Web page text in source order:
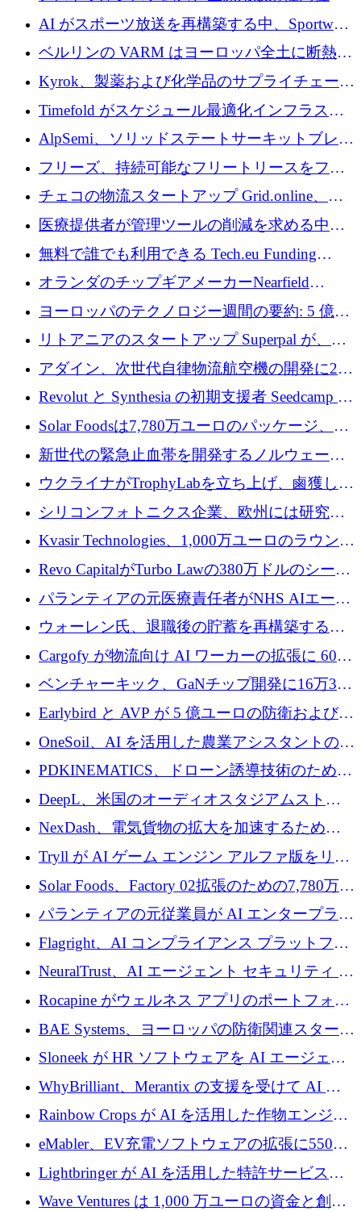
素の世界的な不足に対処するために2,300万ポ
ンドを調達
AI がスポーツ放送を再構築する中、Sportway
が 2,000 万ユーロを調達
ベルリンの VARM はヨーロッパ全土に断熱材
を拡張するために 1,750 万ユーロを投資
Kyrok、製薬および化学品のサプライチェーン
に AI を導入するために 310 万ユーロを確保
Timefold がスケジュール最適化インフラスト
ラクチャを拡張するためにシリーズ A で
1,300 万ドルを調達
AlpSemi、ソリッドステートサーキットブレー
カー技術の進歩のために1,700万ユーロを調達
フリーズ、持続可能なフリートリースをフラ
ンス全土に拡大するために1,300万ユーロを確
保
チェコの物流スタートアップ Grid.online、配
送量が 1 年で 10 倍に増加し、400 万ユーロの
利益を獲得
医療提供者が管理ツールの削減を求める中、
a16z が Prosper AI を 3,000 万ドルで支援
無料で誰でも利用できる Tech.eu Funding
Explorer のご紹介
オランダのチップギアメーカーNearfield
Instrumentsが3億8,000万ドルを調達
ヨーロッパのテクノロジー週間の要約: 5 億
8,500 万ユーロを超える 60 以上のテクノロジ
ー資金調達取引
リトアニアのスタートアップ Superpal が、
Slack 内に構築された AI コワーカー プラット
フォームのために 50 万ユーロを調達
アダイン、次世代自律物流航空機の開発に250
万ユーロを確保
Revolut と Synthesia の初期支援者 Seedcamp が
3 億 2,000 万ドルを調達、米国に投資
Solar Foodsは7,780万ユーロのパッケージ、5
億ユーロの防衛および二重用途成長基金EDM
を開始、ヨーロッパのシリコンフォトニクス
に警告
新世代の緊急止血帯を開発するノルウェーの
スタートアップ企業を紹介する
ウクライナがTrophyLabを立ち上げ、鹵獲した
ロシア兵器を戦場の研究開発プラットフォー
ムに変える
シリコンフォトニクス企業、欧州には研究を
商業的に成功させるためのインフラが不足し
Kvasir Technologies、1,000万ユーロのラウンド
で成長を促進
Revo CapitalがTurbo Lawの380万ドルのシード
ラウンドを主導し、訴訟プラットフォームを
パランティアの元医療責任者がNHS AIエージ
ェントの立ち上げに1,000万ポンドを調達
ウォーレン氏、退職後の貯蓄を再構築するた
めに1,000万ユーロを調達
Cargofy が物流向け AI ワーカーの拡張に 600
万ドルを獲得
ベンチャーキック、GaNチップ開発に16万3千
ユーロでMinisaを支援
Earlybird と AVP が 5 億ユーロの防衛および二
重用途の成長基金である E2D を立ち上げる
OneSoil、AI を活用した農業アシスタントの拡
大に​​ 100 万ユーロを確保
PDKINEMATICS、ドローン誘導技術のために
200 万ユーロを調達
DeepL、米国のオーディオスタジアムストリ
ーミング事業Mixhaloを買収
NexDash、電気貨物の拡大を加速するために
EIT Urban Mobilityから250万ユーロを確保
Tryll が AI ゲーム エンジン アルファ版をリリ
ースし、60 万ドルのプレシード資金を確保
Solar Foods、Factory 02拡張のための7,780万ユ
ーロの資金調達パッケージを獲得
パランティアの元従業員が AI エンタープライ
ズ スタートアップの Conduct に 6,000 万ドル
を調達
Flagright、AI コンプライアンス プラットフォ
ームを拡張するためにシリーズ A で 1,250 万
ドルを確保
NeuralTrust、AI エージェント セキュリティ プ
ラットフォームの拡張に 2,000 万ドルを調達
Rocapine がウェルネス アプリのポートフォリ
オを拡大するためにシリーズ A で 1,300 万ド
ルを調達
BAE Systems、ヨーロッパの防衛関連スタート
アップの規模拡大を支援するために 5,000 万
ユーロの支援を開始
Sloneek が HR ソフトウェアを AI エージェン
トに変えるために 600 万ドルを調達
WhyBrilliant、Merantix の支援を受けて AI 求
人マッチングを拡大するために 100 万ユーロ
Rainbow Crops が AI を活用した作物エンジニ
アリングを拡張するために 970 万ユーロを調
eMabler、EV充電ソフトウェアの拡張に550万
ユーロを確保
Lightbringer が AI を活用した特許サービスを
拡大するために 1,000 万ドルを調達
Wave Ventures は 1,000 万ユーロの資金と創設